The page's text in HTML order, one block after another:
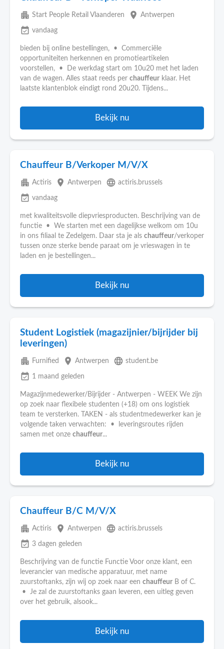
apartment Start People Retail Vlaanderen place Antwerpen
event_available vandaag
bieden bij online bestellingen, • Commerciële
opportuniteiten herkennen en promotieartikelen
voorstellen, • De werkdag start om 10u20 met het laden
van de wagen. Alles staat reeds per chauffeur klaar. Het
laatste klantenblok eindigt rond 20u20. Tijdens...
Bekijk nu
Chauffeur B/Verkoper M/V/X
apartment Actiris place Antwerpen language actiris.brussels
event_available vandaag
met kwaliteitsvolle diepvriesproducten. Beschrijving van de
functie • We starten met een dagelijkse welkom om 10u
in ons filiaal te Zedelgem. Daar sta je als chauffeur/verkoper
tussen onze sterke bende paraat om je vrieswagen in te
laden en je bestellingen...
Bekijk nu
Student Logistiek (magazijnier/bijrijder bij
leveringen)
apartment Furnified place Antwerpen language student.be
event_available 1 maand geleden
Magazijnmedewerker/Bijrijder - Antwerpen - WEEK We zijn
op zoek naar flexibele studenten (+18) om ons logistiek
team te versterken. TAKEN - als studentmedewerker kan je
volgende taken verwachten: • leveringsroutes rijden
samen met onze chauffeur...
Bekijk nu
Chauffeur B/C M/V/X
apartment Actiris place Antwerpen language actiris.brussels
event_available 3 dagen geleden
Beschrijving van de functie Functie Voor onze klant, een
leverancier van medische apparatuur, met name
zuurstoftanks, zijn wij op zoek naar een chauffeur B of C.
• Je zal de zuurstoftanks gaan leveren, een uitleg geven
over het gebruik, alsook...
Bekijk nu